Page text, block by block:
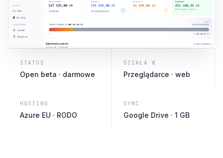
STATUS
Open beta · darmowe
DZIAŁA W
Przeglądarce · web
HOSTING
Azure EU · RODO
SYNC
Google Drive · 1 GB